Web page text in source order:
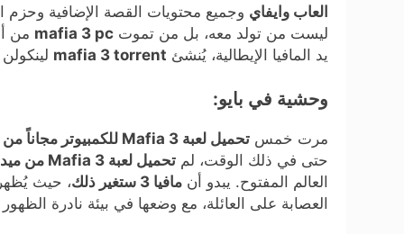
العاب وايفاي
ليست من تولد معه، بل من تموت mafia 3 pc من
يد المافيا الإيطالية، يُنشئ mafia 3 torrent
وحشية في بايو:
مرت خمس تحميل لعبة Mafia 3 للكمبيوتر مجاناً من ميديا فاير (v1.0.1)
حتى في ذلك الوقت، لم تحميل لعبة Mafia 3 من ميديا فاير
العالم المفتوح. يبدو أن مافيا 3 ستغير ذلك
، حيث
العصابة على العائلة، مع وضعها في بيئة نادرة